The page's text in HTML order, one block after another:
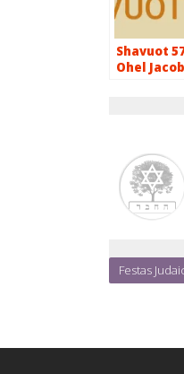
Shavuot
Ohel Jacob
Festas